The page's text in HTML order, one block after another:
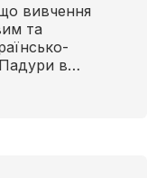
вивчення
та
в
Запис